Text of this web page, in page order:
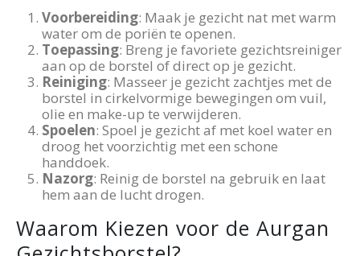
Voorbereiding: Maak je gezicht nat met warm
water om de poriën te openen.
Toepassing: Breng je favoriete gezichtsreiniger
aan op de borstel of direct op je gezicht.
Reiniging: Masseer je gezicht zachtjes met de
borstel in cirkelvormige bewegingen om vuil,
olie en make-up te verwijderen.
Spoelen: Spoel je gezicht af met koel water en
droog het voorzichtig met een schone
handdoek.
Nazorg: Reinig de borstel na gebruik en laat
hem aan de lucht drogen.
Waarom Kiezen voor de Aurgan